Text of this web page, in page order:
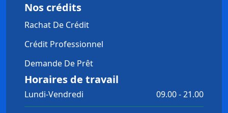
Nos crédits
Rachat De Crédit
Crédit Professionnel
Demande De Prêt
Horaires de travail
Lundi-Vendredi 09.00 - 21.00